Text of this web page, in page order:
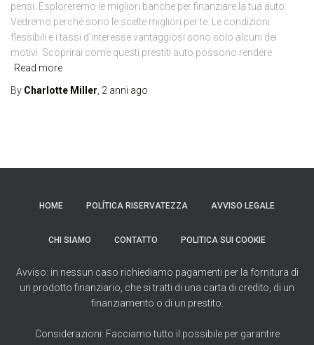
pensi. Esploreremo le migliori banche per finanziare la tua auto.
Vedremo perché sono le scelte migliori per te. Le condizioni
flessibili e i tassi d’interesse vantaggiosi sono solo alcuni dei
motivi. Scoprirai come questi prestiti auto possono rendere
Read more
By Charlotte Miller 2 anni ago
HOME POLÍTICA RISERVATEZZA AVVISO LEGALE
CHI SIAMO CONTATTO POLITICA SUI COOKIE
Avviso: in nessun caso richiediamo pagamenti per la fornitura di
un prodotto finanziario, che si tratti di una carta di credito, di un
finanziamento o di un prestito.
Considerazioni: Facciamo tutto il possibile per garantire